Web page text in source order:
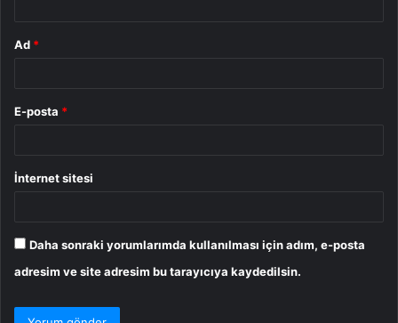
Ad *
E-posta *
İnternet sitesi
Daha sonraki yorumlarımda kullanılması için adım, e-posta
adresim ve site adresim bu tarayıcıya kaydedilsin.